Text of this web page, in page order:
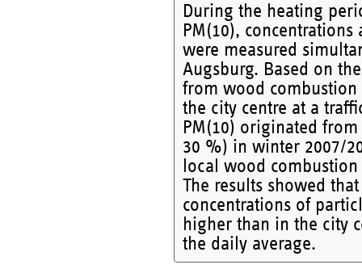
During the heating
PM(10),
were measured
Augsburg. Based on
from wood combustion
the city centre at a
PM(10) originated
30 %) in winter 2007/
local wood
The results showed
concentrations of
higher than in the city
the daily average.